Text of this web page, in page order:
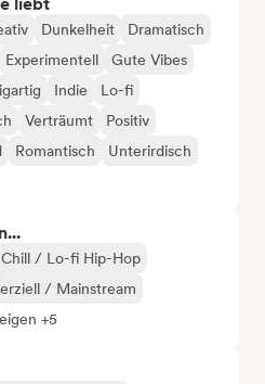
Dunkelheit
Dramatisch
Experimentell
Gute Vibes
Indie
Lo-fi
Verträumt
Positiv
Romantisch
Unterirdisch
Chill / Lo-fi Hip-Hop
/ Mainstream
+5